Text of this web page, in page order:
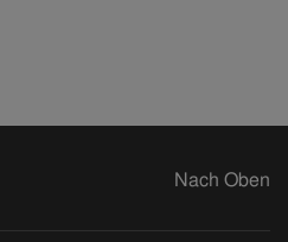
Nach Oben